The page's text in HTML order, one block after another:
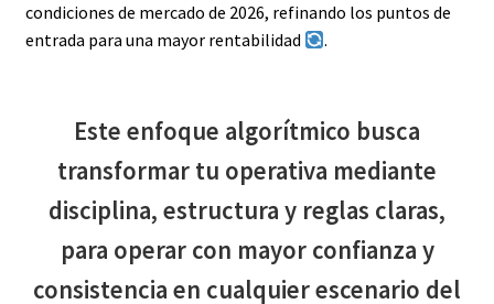
condiciones de mercado de 2026, refinando los puntos de
entrada para una mayor rentabilidad
.
Este enfoque algorítmico busca
transformar tu operativa mediante
disciplina, estructura y reglas claras,
para operar con mayor confianza y
consistencia en cualquier escenario del